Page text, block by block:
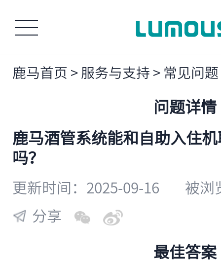
鹿马首页 > 服务与支持 > 常见问题
问题详情
鹿马酒管系统能和自助入住
吗？
更新时间：2025-09-16
被浏
分享
最佳答案